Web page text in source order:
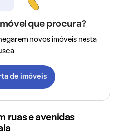
que procura?
novos imóveis nesta
de imóveis
ruas e avenidas